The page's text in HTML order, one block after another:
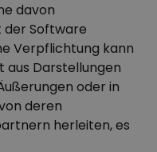
davon
Software
Verpflichtung kann
aus Darstellungen
oder in
deren
herleiten, es